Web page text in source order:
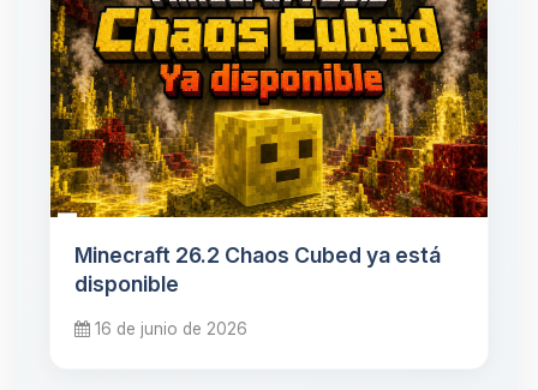
Minecraft 26.2 Chaos Cubed ya está
disponible
16 de junio de 2026